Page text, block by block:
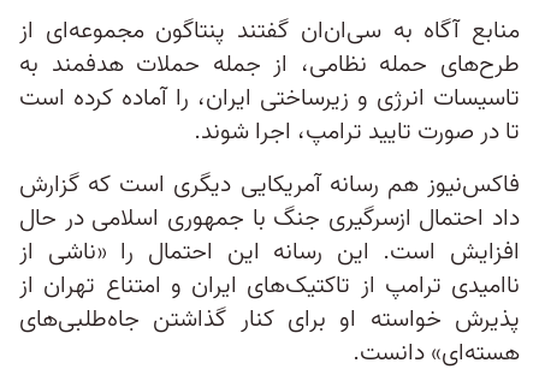
منابع آگاه به سی‌ان‌ان گفتند پنتاگون مجموعه‌ای از
طرح‌های حمله نظامی، از جمله حملات هدفمند به
تاسیسات انرژی و زیرساختی ایران، را آماده کرده است
تا در صورت تایید ترامپ، اجرا شوند.
فاکس‌نیوز هم رسانه آمریکایی دیگری است که گزارش
داد احتمال ازسرگیری جنگ با جمهوری اسلامی در حال
افزایش است. این رسانه این احتمال را «ناشی از
ناامیدی ترامپ از تاکتیک‌های ایران و امتناع تهران از
پذیرش خواسته او برای کنار گذاشتن جاه‌طلبی‌های
هسته‌ای» دانست.